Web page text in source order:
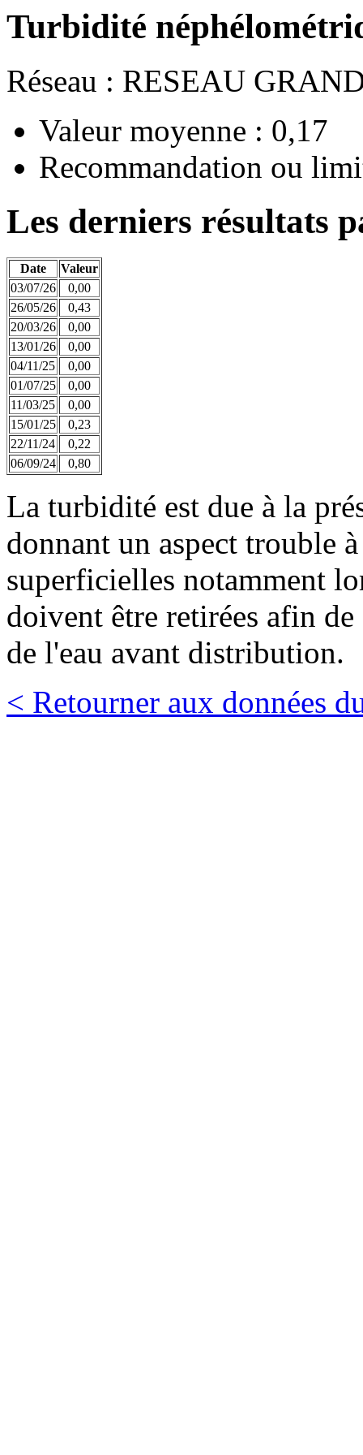
Turbidité
Réseau : RESEAU
Valeur moyenne : 0,17
Recommandation ou
Les derniers résultats
Date
Valeur
03/07/26
0,00
26/05/26
0,43
20/03/26
0,00
13/01/26
0,00
04/11/25
0,00
01/07/25
0,00
11/03/25
0,00
15/01/25
0,23
22/11/24
0,22
06/09/24
0,80
La turbidité est due à la
donnant un aspect trouble
superficielles notamment
doivent être retirées afin
de l'eau avant distribution.
< Retourner aux données